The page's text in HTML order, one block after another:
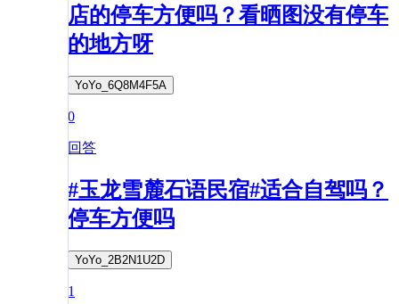
店的停车方便吗？看晒图没有停车
的地方呀
YoYo_6Q8M4F5A
0
回答
#玉龙雪麓石语民宿#适合自驾吗？
停车方便吗
YoYo_2B2N1U2D
1